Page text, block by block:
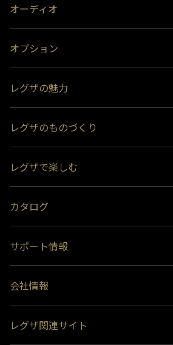
オーディオ
オプション
レグザの魅力
レグザのものづくり
スペシャルコンテンツ
受賞履歴
レグザで楽しむ
カタログ
サポート情報
取扱説明書ダウンロード
インフォメーション 一覧
会社情報
ニュース
会社概要
レグザ関連サイト